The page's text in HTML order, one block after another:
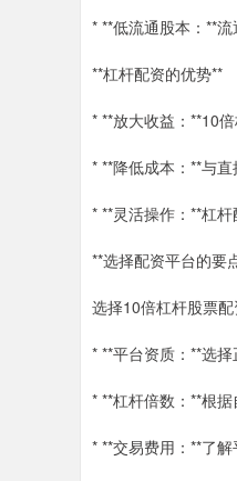
* **低流通股本：**
**杠杆配资的优势**
* **放大收益：**10
* **降低成本：**与
* **灵活操作：**杠
**选择配资平台的要
选择10倍杠杆股票
* **平台资质：**选
* **杠杆倍数：**根
* **交易费用：**了